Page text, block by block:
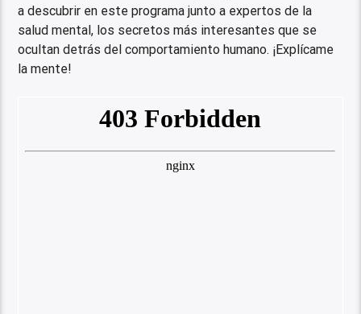
a descubrir en este programa junto a expertos de la
salud mental, los secretos más interesantes que se
ocultan detrás del comportamiento humano. ¡Explícame
la mente!